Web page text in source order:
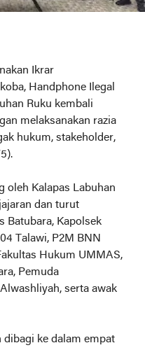
Ikrar
Handphone Ilegal
Ruku kembali
melaksanakan razia
hukum, stakeholder,
oleh Kalapas Labuhan
dan turut
Batubara, Kapolsek
Talawi, P2M BNN
Hukum UMMAS,
Pemuda
serta awak
dibagi ke dalam empat